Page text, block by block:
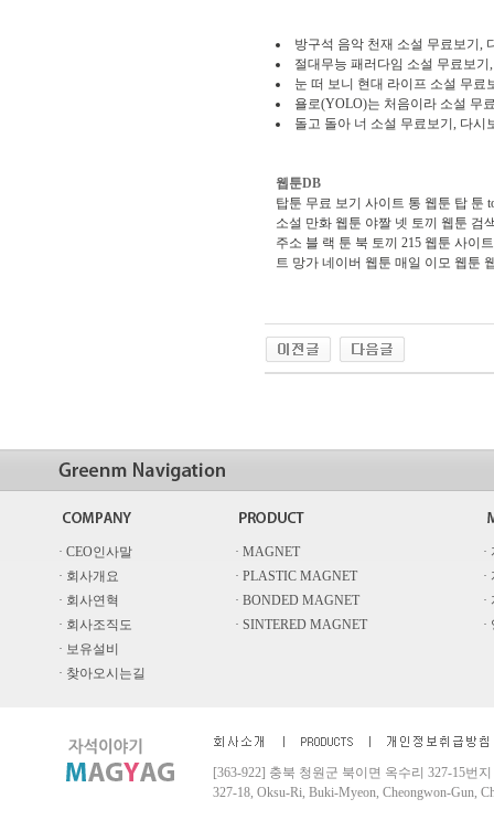
방구석 음악 천재 소설 무료보기,
절대무능 패러다임 소설 무료보기
눈 떠 보니 현대 라이프 소설 무료
욜로(YOLO)는 처음이라 소설 무
돌고 돌아 너 소설 무료보기, 다시
웹툰DB
탑툰 무료 보기 사이트 통 웹툰 탑 툰
소설 만화 웹툰 야짤 넷 토끼 웹툰 검
주소 블 랙 툰 북 토끼 215 웹툰 사이
트 망가 네이버 웹툰 매일 이모 웹툰
· CEO인사말 · MAGNET
·
· 회사개요
· PLASTIC MAGNET
·
· 회사연혁
· BONDED MAGNET
·
· 회사조직도
· SINTERED MAGNET
·
· 보유설비
· 찾아오시는길
[363-922] 충북 청원군 북이면 옥수리 327-15번지
327-18, Oksu-Ri, Buki-Myeon, Cheongwon-Gun,